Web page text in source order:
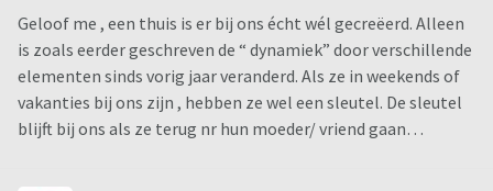
Geloof me , een thuis is er bij ons écht wél gecreëerd. Alleen
is zoals eerder geschreven de “ dynamiek” door verschillende
elementen sinds vorig jaar veranderd. Als ze in weekends of
vakanties bij ons zijn , hebben ze wel een sleutel. De sleutel
blijft bij ons als ze terug nr hun moeder/ vriend gaan…